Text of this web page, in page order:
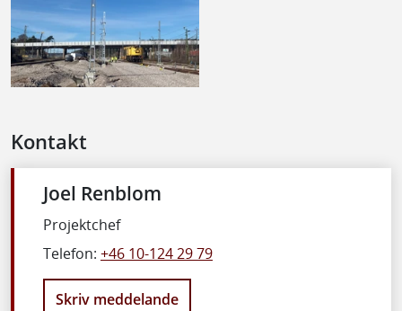
Kontakt
Joel Renblom
Projektchef
Telefon: +46 10-124 29 79
Skriv meddelande